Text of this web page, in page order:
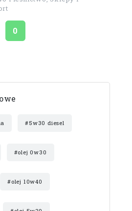
Ocena
0
#5w30 diesel
#olej 0w30
#olej 10w40